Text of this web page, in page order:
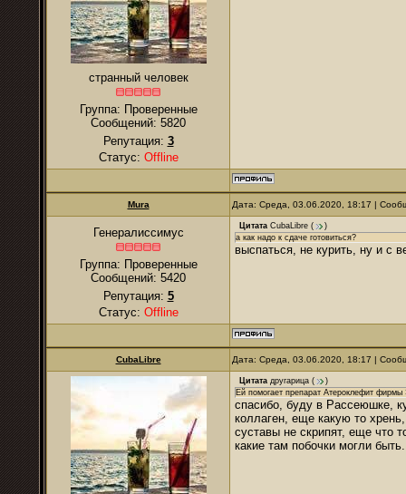
странный человек
Группа: Проверенные
Сообщений: 5820
Репутация: 3
Статус: Offline
Mura Дата: Среда, 03.06.2020, 18:17 |
Генералиссимус
Группа: Проверенные
Сообщений: 5420
Репутация: 5
Статус: Offline
Цитата CubaLibre (
)
а как надо к сдаче готовиться?
выспаться, не курить, ну и с
CubaLibre Дата: Среда, 03.06.2020, 18:17 |
Цитата другарица (
)
Ей помогает препарат Атероклефит
спасибо, буду в Рассеюшке,
коллаген, еще какую то
суставы не скрипят, еще что
какие там побочки могли